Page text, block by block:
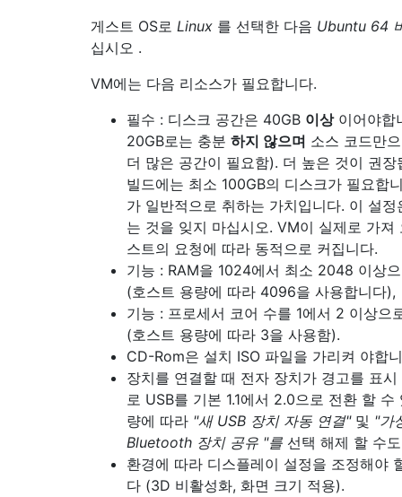
게스트 OS로 Linux 를 선택한 다음 Ubuntu 64
십시오 .
VM에는 다음 리소스가 필요합니다.
필수 : 디스크 공간은 40GB 이상이어야합
20GB로는 충분 하지 않으며 소스 코드만
더 많은 공간이 필요함). 더 높은 것이 권장
빌드에는 최소 100GB의 디스크가 필요합
가 일반적으로 취하는 가치입니다. 이 설
는 것을 잊지 마십시오. VM이 실제로 가져
스트의 요청에 따라 동적으로 커집니다.
기능 : RAM을 1024에서 최소 2048 이상
(호스트 용량에 따라 4096을 사용합니다),
기능 : 프로세서 코어 수를 1에서 2 이상으
(호스트 용량에 따라 3을 사용함).
CD-Rom은 설치 ISO 파일을 가리켜 야합
장치를 연결할 때 전자 장치가 경고를 표
로 USB를 기본 1.1에서 2.0으로 전환 할 수
량에 따라 "새 USB 장치 자동 연결"및 "가
Bluetooth 장치 공유 "를 선택 해제 할 수
환경에 따라 디스플레이 설정을 조정해야
다 (3D 비활성화, 화면 크기 적용).